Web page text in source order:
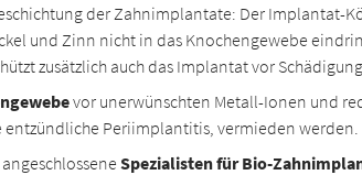
der Zahnimplantate: Der Implantat-
und Zinn nicht in das Knochengewebe
zusätzlich auch das Implantat vor
vor unerwünschten Metall-Ionen und
Periimplantitis, vermieden werden.
Spezialisten für Bio-